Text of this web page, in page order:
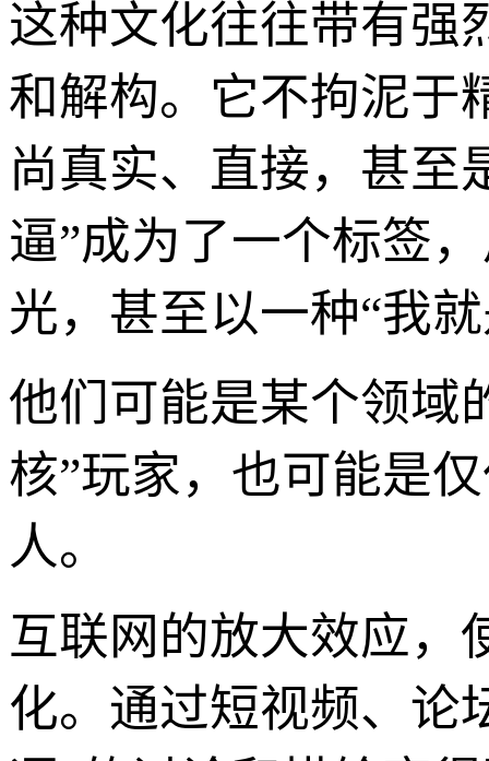
这种文化往往带有强
和解构。它不拘泥于
尚真实、直接，甚至
逼”成为了一个标签
光，甚至以一种“我
他们可能是某个领域
核”玩家，也可能是
人。
互联网的放大效应，
化。通过短视频、论